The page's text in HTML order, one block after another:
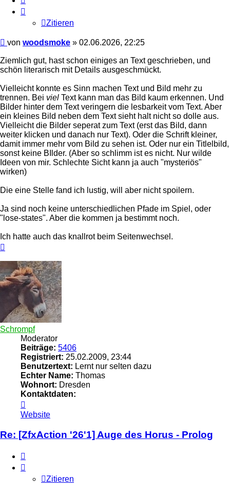
Zitieren
Beitrag
von woodsmoke » 02.06.2026, 22:25
Ziemlich gut, hast schon einiges an Text geschrieben, und
schön literarisch mit Details ausgeschmückt.
Vielleicht konnte es Sinn machen Text und Bild mehr zu
trennen. Bei viel Text kann man das Bild kaum erkennen. Und
Bilder hinter dem Text veringern die lesbarkeit vom Text. Aber
ein kleines Bild neben dem Text sieht halt nicht so dolle aus.
Vielleicht die Bilder seperat zum Text (erst das Bild, dann
weiter klicken und danach nur Text). Oder die Schrift kleiner,
damit immer mehr vom Bild zu sehen ist. Oder nur ein Titlelbild,
sonst keine BIlder. (Aber so schlimm ist es nicht. Nur wilde
Ideen von mir. Schlechte Sicht kann ja auch "mysteriös"
wirken)
Die eine Stelle fand ich lustig, will aber nicht spoilern.
Ja sind noch keine unterschiedlichen Pfade im Spiel, oder
"lose-states". Aber die kommen ja bestimmt noch.
Ich hatte auch das knallrot beim Seitenwechsel.
Schrompf
Moderator
Beiträge: 5406
Registriert: 25.02.2009, 23:44
Benutzertext: Lernt nur selten dazu
Echter Name: Thomas
Wohnort: Dresden
Kontaktdaten:
von
Schrompf
Website
Re: [ZfxAction '26'1] Auge des Horus - Prolog
Zitieren